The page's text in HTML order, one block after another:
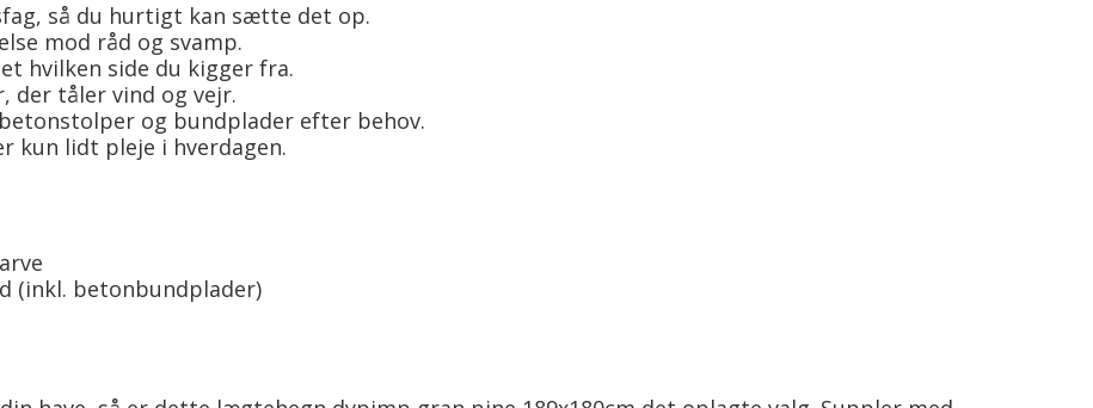
så du hurtigt kan sætte det op.
mod råd og svamp.
hvilken side du kigger fra.
der tåler vind og vejr.
og bundplader efter behov.
kun lidt pleje i hverdagen.
(inkl. betonbundplader)